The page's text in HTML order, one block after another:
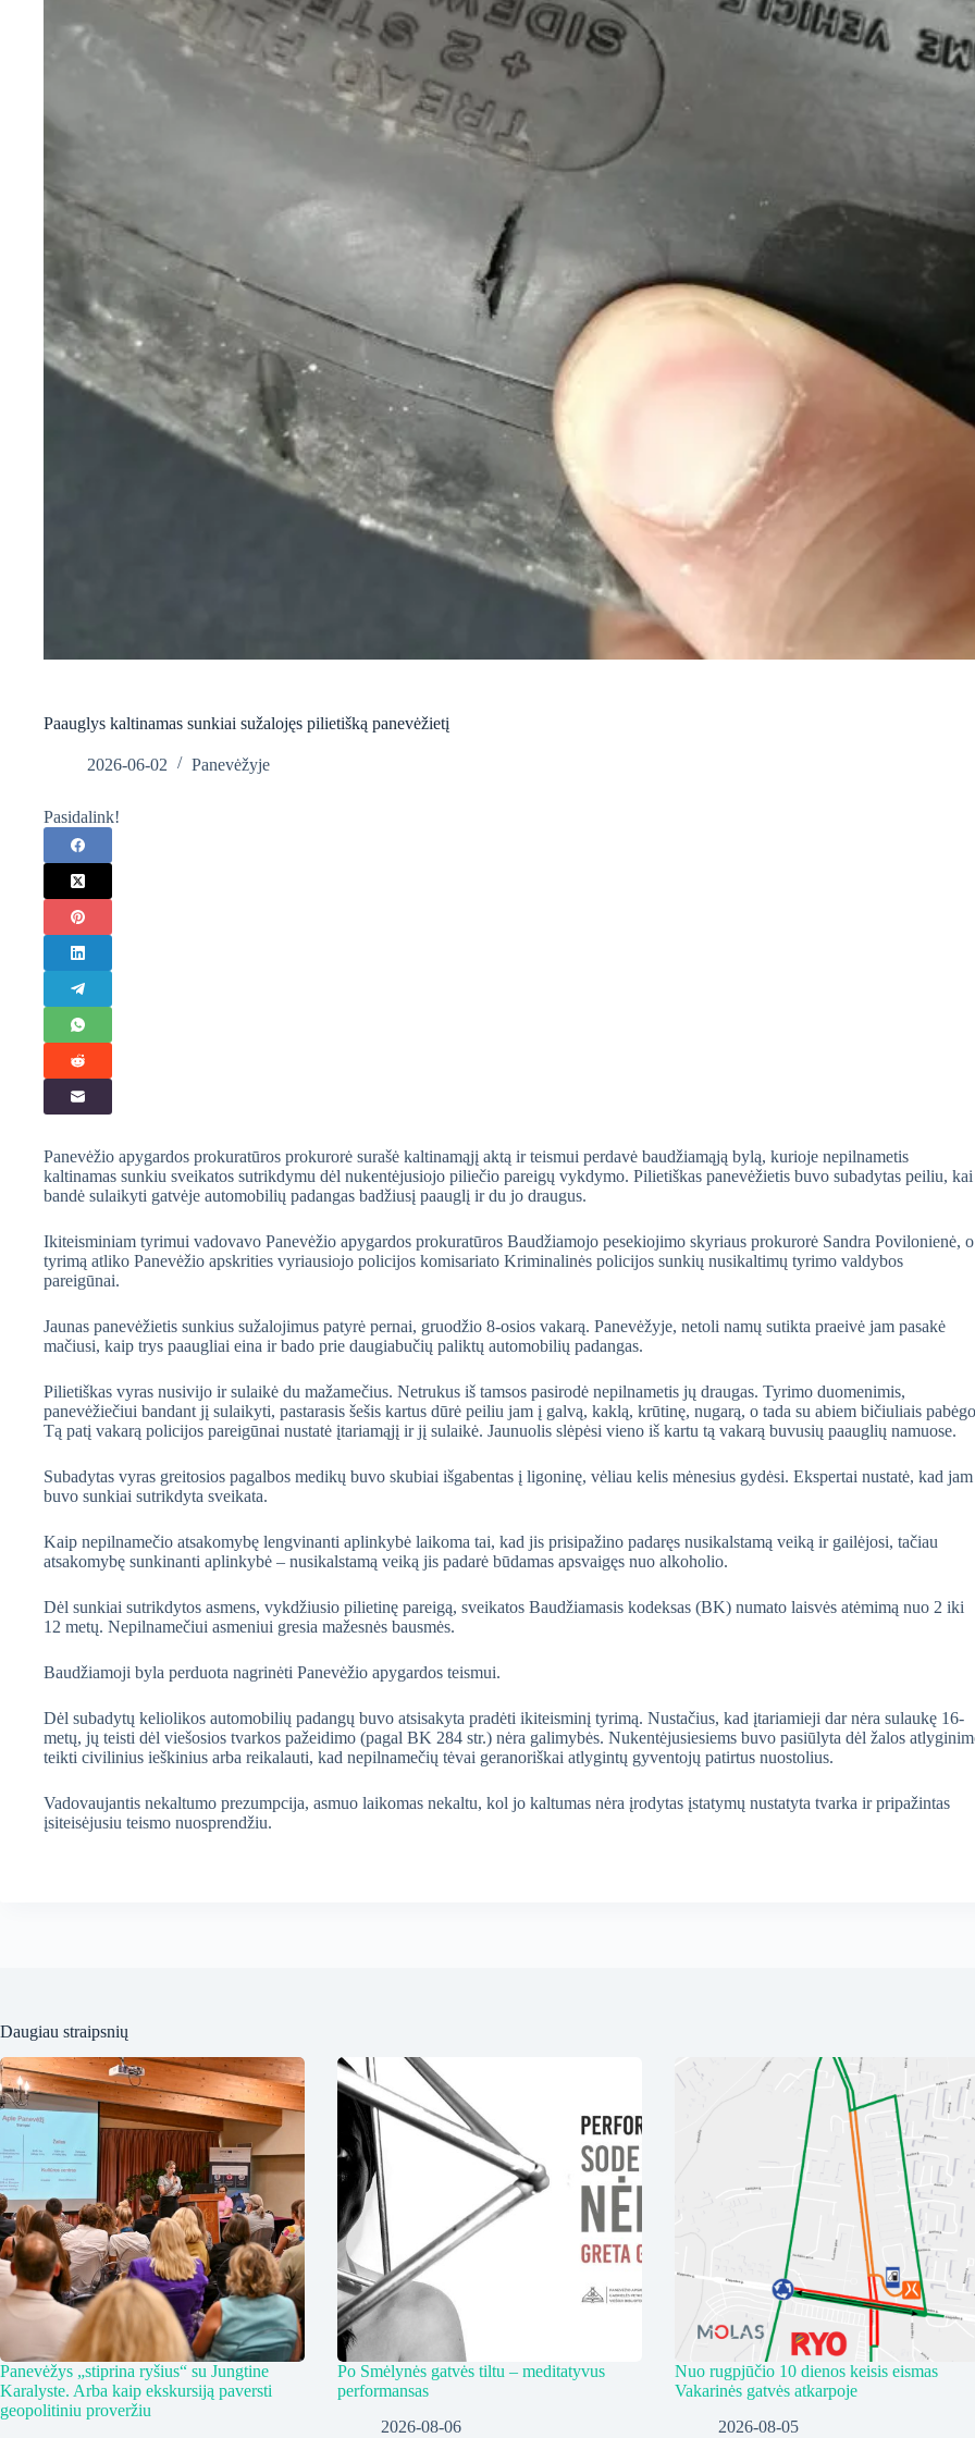
Paauglys kaltinamas sunkiai sužalojęs pilietišką panevėžietį
2026-06-02 Panevėžyje
Pasidalink!
Panevėžio apygardos prokuratūros prokurorė surašė kaltinamąjį aktą ir teismui perdavė baudžiamąją bylą, kurioje nepilnametis
kaltinamas sunkiu sveikatos sutrikdymu dėl nukentėjusiojo piliečio pareigų vykdymo. Pilietiškas panevėžietis buvo subadytas peiliu, kai
bandė sulaikyti gatvėje automobilių padangas badžiusį paauglį ir du jo draugus.
Ikiteisminiam tyrimui vadovavo Panevėžio apygardos prokuratūros Baudžiamojo pesekiojimo skyriaus prokurorė Sandra Povilonienė, o
tyrimą atliko Panevėžio apskrities vyriausiojo policijos komisariato Kriminalinės policijos sunkių nusikaltimų tyrimo valdybos
pareigūnai.
Jaunas panevėžietis sunkius sužalojimus patyrė pernai, gruodžio 8-osios vakarą. Panevėžyje, netoli namų sutikta praeivė jam pasakė
mačiusi, kaip trys paaugliai eina ir bado prie daugiabučių paliktų automobilių padangas.
Pilietiškas vyras nusivijo ir sulaikė du mažamečius. Netrukus iš tamsos pasirodė nepilnametis jų draugas. Tyrimo duomenimis,
panevėžiečiui bandant jį sulaikyti, pastarasis šešis kartus dūrė peiliu jam į galvą, kaklą, krūtinę, nugarą, o tada su abiem bičiuliais
Tą patį vakarą policijos pareigūnai nustatė įtariamąjį ir jį sulaikė. Jaunuolis slėpėsi vieno iš kartu tą vakarą buvusių paauglių namuose.
Subadytas vyras greitosios pagalbos medikų buvo skubiai išgabentas į ligoninę, vėliau kelis mėnesius gydėsi. Ekspertai nustatė, kad jam
buvo sunkiai sutrikdyta sveikata.
Kaip nepilnamečio atsakomybę lengvinanti aplinkybė laikoma tai, kad jis prisipažino padaręs nusikalstamą veiką ir gailėjosi, tačiau
atsakomybę sunkinanti aplinkybė – nusikalstamą veiką jis padarė būdamas apsvaigęs nuo alkoholio.
Dėl sunkiai sutrikdytos asmens, vykdžiusio pilietinę pareigą, sveikatos Baudžiamasis kodeksas (BK) numato laisvės atėmimą nuo 2 iki
12 metų. Nepilnamečiui asmeniui gresia mažesnės bausmės.
Baudžiamoji byla perduota nagrinėti Panevėžio apygardos teismui.
Dėl subadytų keliolikos automobilių padangų buvo atsisakyta pradėti ikiteisminį tyrimą. Nustačius, kad įtariamieji dar nėra sulaukę 16-
metų, jų teisti dėl viešosios tvarkos pažeidimo (pagal BK 284 str.) nėra galimybės. Nukentėjusiesiems buvo pasiūlyta dėl žalos
teikti civilinius ieškinius arba reikalauti, kad nepilnamečių tėvai geranoriškai atlygintų gyventojų patirtus nuostolius.
Vadovaujantis nekaltumo prezumpcija, asmuo laikomas nekaltu, kol jo kaltumas nėra įrodytas įstatymų nustatyta tvarka ir pripažintas
įsiteisėjusiu teismo nuosprendžiu.
Daugiau straipsnių
Panevėžys „stiprina ryšius“ su Jungtine
Karalyste. Arba kaip ekskursiją paversti
geopolitiniu proveržiu
Po Smėlynės gatvės tiltu – meditatyvus
performansas
2026-08-06
Nuo rugpjūčio 10 dienos keisis eismas
Vakarinės gatvės atkarpoje
2026-08-05